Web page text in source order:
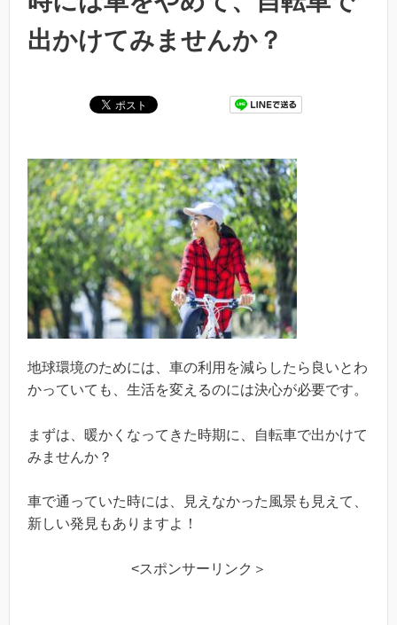
出かけてみませんか？
地球環境のためには、車の利用を減らしたら良いとわ
かっていても、生活を変えるのには決心が必要です。
まずは、暖かくなってきた時期に、自転車で出かけて
みませんか？
車で通っていた時には、見えなかった風景も見えて、
新しい発見もありますよ！
<スポンサーリンク＞